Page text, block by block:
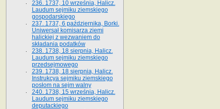
236. 1737, 10 września, Halicz.
Laudum sejmiku ziemskiego
gospodarskiego
237. 1737, 6 października, Borki.
Uniwersał komisarza ziemi
halickiej z wezwaniem do
składania podatków
238. 1738, 18 sierpnia, Halicz.
Laudum sejmiku ziemskiego
przedsejmowego
239. 1738, 18 sierpnia, Halicz.
Instrukcya sejmiku ziemskiego
posłom na sejm walny
240. 1738, 15 września, Halicz.
Laudum sejmiku ziemskiego
deputackiego